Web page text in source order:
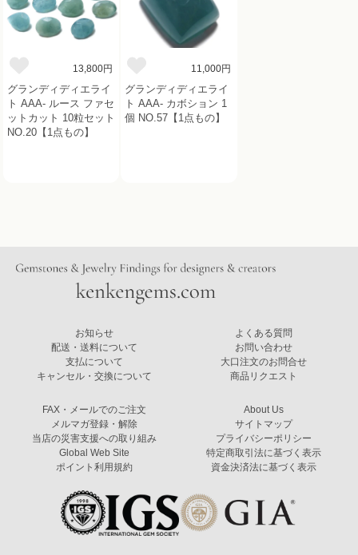
13,800円
グランディディエライ
ト AAA- ルース ファセ
ットカット 10粒セット
NO.20【1点もの】
11,000円
グランディディエライ
ト AAA- カボション 1
個 NO.57【1点もの】
お知らせ
配送・送料について
支払について
キャンセル・交換について
よくある質問
お問い合わせ
大口注文のお問合せ
商品リクエスト
FAX・メールでのご注文
メルマガ登録・解除
当店の災害支援への取り組み
Global Web Site
ポイント利用規約
About Us
サイトマップ
プライバシーポリシー
特定商取引法に基づく表示
資金決済法に基づく表示